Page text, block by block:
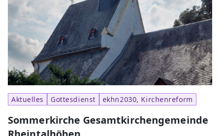
Aktuelles Gottesdienst ekhn2030, Kirchenreform
Sommerkirche Gesamtkirchengemeinde